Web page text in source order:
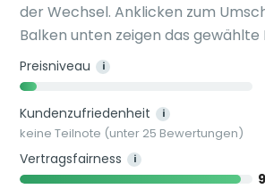
der Wechsel. Anklicken zum
Balken unten zeigen das gewählte
Preisniveau i
Kundenzufriedenheit
i
keine Teilnote (unter 25 Bewertungen)
Vertragsfairness i